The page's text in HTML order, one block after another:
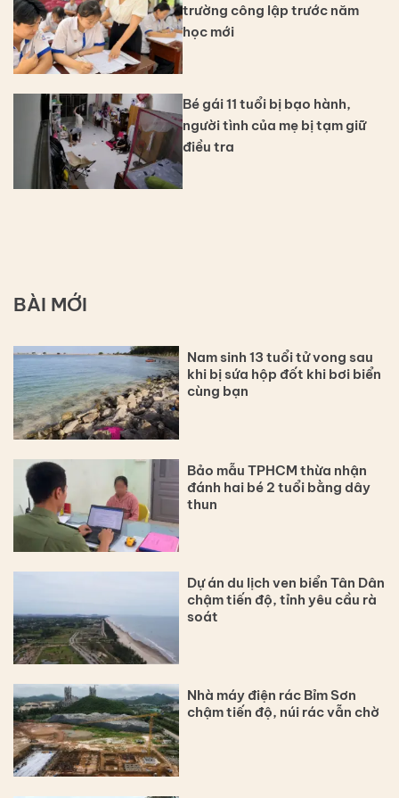
trường công lập trước năm
học mới
Bé gái 11 tuổi bị bạo hành,
người tình của mẹ bị tạm giữ
điều tra
BÀI MỚI
Nam sinh 13 tuổi tử vong sau
khi bị sứa hộp đốt khi bơi biển
cùng bạn
Bảo mẫu TPHCM thừa nhận
đánh hai bé 2 tuổi bằng dây
thun
Dự án du lịch ven biển Tân Dân
chậm tiến độ, tỉnh yêu cầu rà
soát
Nhà máy điện rác Bỉm Sơn
chậm tiến độ, núi rác vẫn chờ